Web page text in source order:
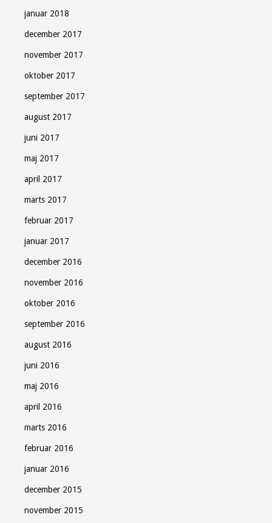
januar 2018
december 2017
november 2017
oktober 2017
september 2017
august 2017
juni 2017
maj 2017
april 2017
marts 2017
februar 2017
januar 2017
december 2016
november 2016
oktober 2016
september 2016
august 2016
juni 2016
maj 2016
april 2016
marts 2016
februar 2016
januar 2016
december 2015
november 2015